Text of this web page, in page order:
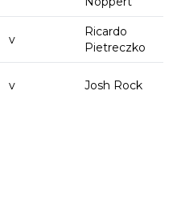
v
Ricardo
Pietreczko
v Josh Rock